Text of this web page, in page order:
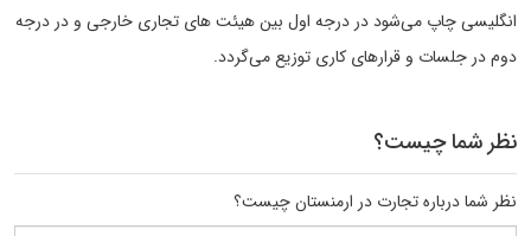
انگلیسی چاپ می‌شود در درجه اول بین هیئت های تجاری خارجی و در درجه
دوم در جلسات و قرارهای کاری توزیع می‌گردد.
نظر شما چیست؟
نظر شما درباره تجارت در ارمنستان چیست؟